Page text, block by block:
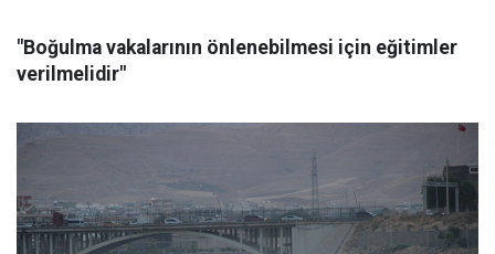
"Boğulma vakalarının önlenebilmesi için eğitimler
verilmelidir"